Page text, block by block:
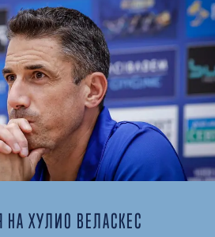
ХУЛИО ВЕЛАСКЕС